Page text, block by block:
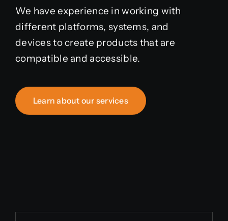
We have experience in working with
different platforms, systems, and
devices to create products that are
compatible and accessible.
Learn about our services